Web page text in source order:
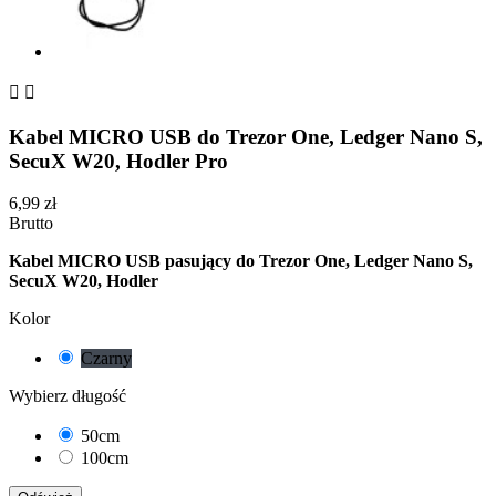
 
Kabel MICRO USB do Trezor One, Ledger Nano S,
SecuX W20, Hodler Pro
6,99 zł
Brutto
Kabel MICRO USB pasujący do Trezor One, Ledger Nano S,
SecuX W20, Hodler
Kolor
Czarny
Wybierz długość
50cm
100cm